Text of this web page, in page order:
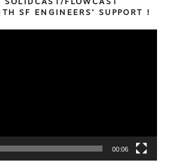
SF ENGINEERS’ SUPPORT !
00:06